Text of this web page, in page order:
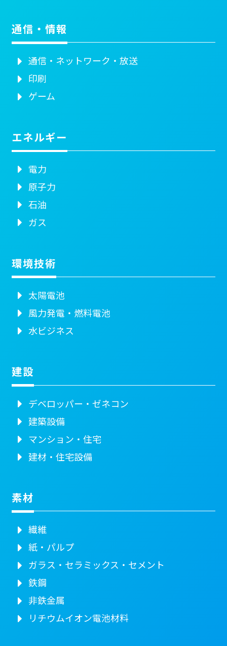
通信・情報
通信・ネットワーク・放送
印刷
ゲーム
エネルギー
電力
原子力
石油
ガス
環境技術
太陽電池
風力発電・燃料電池
水ビジネス
建設
デベロッパー・ゼネコン
建築設備
マンション・住宅
建材・住宅設備
素材
繊維
紙・パルプ
ガラス・セラミックス・セメント
鉄鋼
非鉄金属
リチウムイオン電池材料